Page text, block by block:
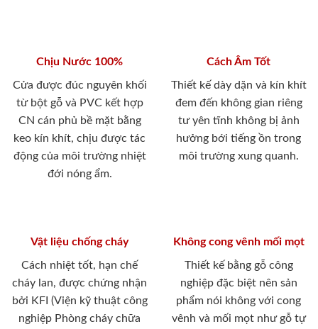
Chịu Nước 100%
Cửa được đúc nguyên khối
từ bột gỗ và PVC kết hợp
CN cán phủ bề mặt bằng
keo kín khít, chịu được tác
động của môi trường nhiệt
đới nóng ẩm.
Cách Âm Tốt
Thiết kế dày dặn và kín khít
đem đến không gian riêng
tư yên tĩnh không bị ảnh
hưởng bới tiếng ồn trong
môi trường xung quanh.
Vật liệu chống cháy
Cách nhiệt tốt, hạn chế
cháy lan, được chứng nhận
bởi KFI (Viện kỹ thuật công
nghiệp Phòng cháy chữa
Không cong vênh mối mọt
Thiết kế bằng gỗ công
nghiệp đặc biệt nên sản
phẩm nói không với cong
vênh và mối mọt như gỗ tự